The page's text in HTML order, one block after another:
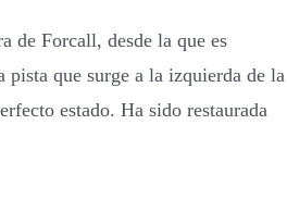
de Forcall, desde la que es
que surge a la izquierda de la
estado. Ha sido restaurada